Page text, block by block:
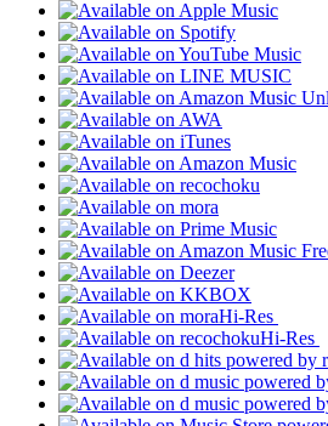
Hi-Res
Hi-Res